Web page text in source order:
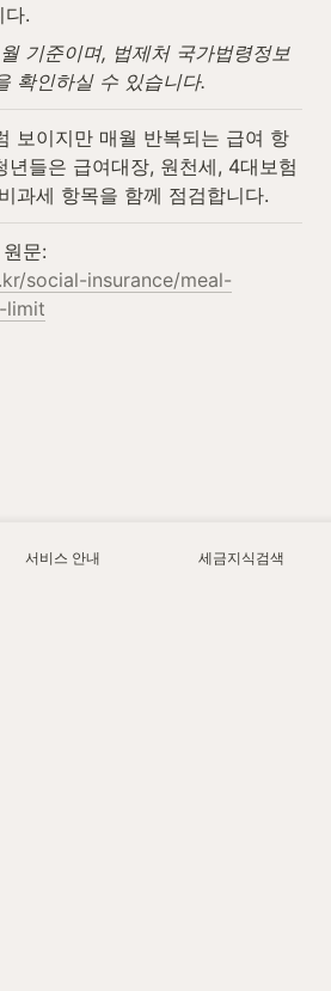
다.
기준이며, 법제처 국가법령정보
확인하실 수 있습니다.
보이지만 매월 반복되는 급여 항
년들은 급여대장, 원천세, 4대보험
과세 항목을 함께 점검합니다.
social-insurance/meal-
limit
서비스 안내 세금지식검색